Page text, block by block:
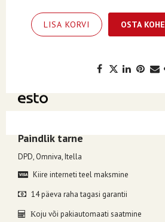
LISA KORVI OSTA KOHE
Paindlik tarne
DPD, Omniva, Itella
Kiire interneti teel maksmine
14 päeva raha tagasi garantii
Koju või pakiautomaati saatmine